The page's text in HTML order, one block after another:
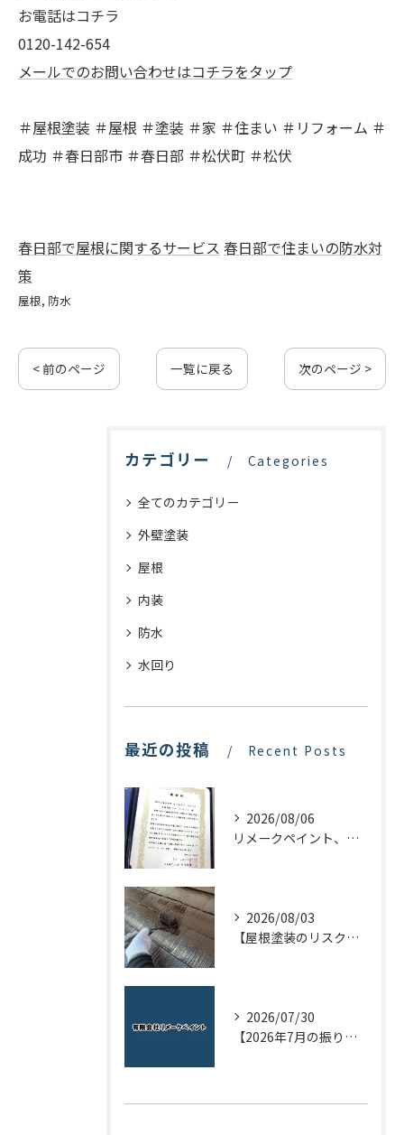
お電話はコチラ
0120-142-654
メールでのお問い合わせはコチラをタップ
＃屋根塗装 ＃屋根 ＃塗装 ＃家 ＃住まい ＃リフォーム ＃
成功 ＃春日部市 ＃春日部 ＃松伏町 ＃松伏
春日部で屋根に関するサービス 春日部で住まいの防水対
策
屋根 防水
< 前のページ 一覧に戻る 次のページ >
カテゴリー Categories
全てのカテゴリー
外壁塗装
屋根
内装
防水
水回り
最近の投稿 Recent Posts
2026/08/06
リメークペイント、感謝状を頂く！
2026/08/03
【屋根塗装のリスクを下げる！】屋根の点検はドローンで！
2026/07/30
【2026年7月の振り返り】リメークペイントブログまとめ